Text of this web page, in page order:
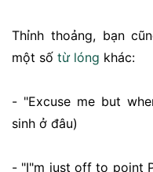
Thỉnh thoảng, bạn
một số từ lóng khác:
- "Excuse me but
sinh ở đâu)
- "I"m just off to point